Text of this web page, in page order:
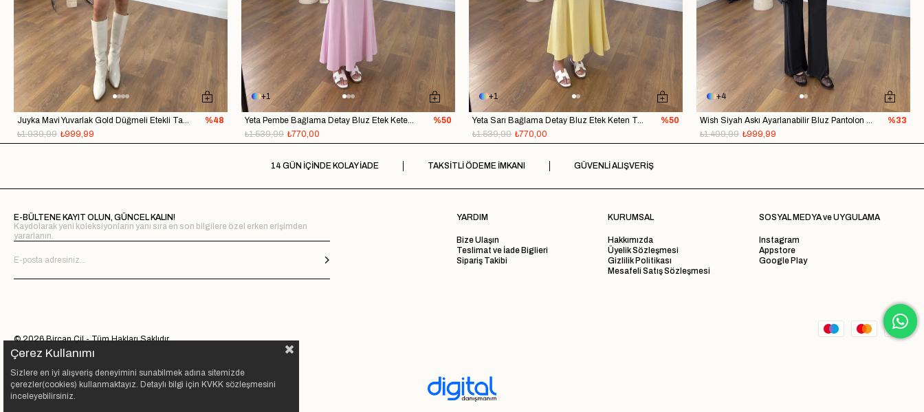
Juyka Mavi Yuvarlak Gold Düğmeli Etekli Takım
₺999,99
₺1.939,99
%48
1
Yeta Pembe Bağlama Detay Bluz Etek Keten Takım
₺770,00
₺1.539,99
%50
1
Yeta Sarı Bağlama Detay Bluz Etek Keten Takım
₺770,00
₺1.539,99
%50
4
Wish Siyah Askı Ayarlanabilir Bluz Pantolon Takım
₺999,99
₺1.499,99
%33
14 GÜN İÇİNDE KOLAY İADE TAKSİTLİ ÖDEME İMKANI GÜVENLİ ALIŞVERİŞ
E-BÜLTENE KAYIT OLUN, GÜNCEL KALIN!
Kaydolarak yeni koleksiyonların yanı sıra en son bilgilere özel erken erişimden
yararlanın.
YARDIM
Bize Ulaşın
Teslimat ve İade Biglieri
Sipariş Takibi
KURUMSAL
Hakkımızda
Üyelik Sözleşmesi
Gizlilik Politikası
Mesafeli Satış Sözleşmesi
SOSYAL MEDYA ve UYGULAMA
Instagram
Appstore
Google Play
© 2026 Bircan Çil - Tüm Hakları Saklıdır.
Çerez Kullanımı
Sizlere en iyi alışveriş deneyimini sunabilmek adına sitemizde
çerezler(cookies) kullanmaktayız. Detaylı bilgi için KVKK sözleşmesini
inceleyebilirsiniz.